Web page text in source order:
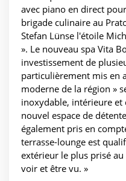
avec piano en direct
brigade culinaire au
Stefan Lünse l'étoile
». Le nouveau spa Vita
investissement de
particulièrement mis en
moderne de la région »
inoxydable, intérieure et
nouvel espace de
également pris en
terrasse-lounge est
extérieur le plus prisé
voir et être vu. »